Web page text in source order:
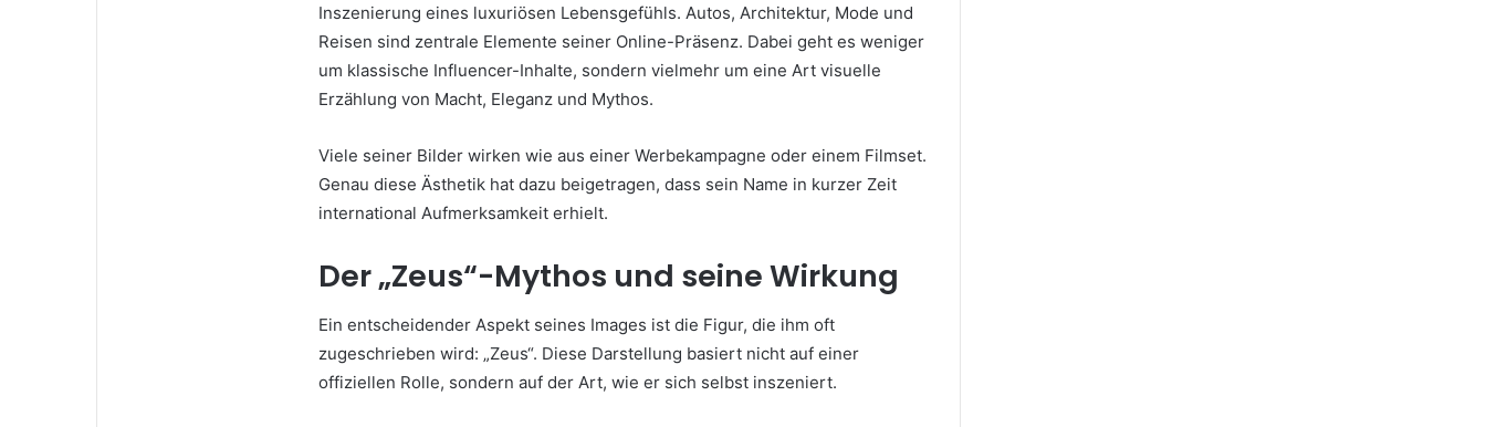
Inszenierung eines luxuriösen Lebensgefühls. Autos, Architektur, Mode und
Reisen sind zentrale Elemente seiner Online-Präsenz. Dabei geht es weniger
um klassische Influencer-Inhalte, sondern vielmehr um eine Art visuelle
Erzählung von Macht, Eleganz und Mythos.
Viele seiner Bilder wirken wie aus einer Werbekampagne oder einem Filmset.
Genau diese Ästhetik hat dazu beigetragen, dass sein Name in kurzer Zeit
international Aufmerksamkeit erhielt.
Der „Zeus“-Mythos und seine Wirkung
Ein entscheidender Aspekt seines Images ist die Figur, die ihm oft
zugeschrieben wird: „Zeus“. Diese Darstellung basiert nicht auf einer
offiziellen Rolle, sondern auf der Art, wie er sich selbst inszeniert.